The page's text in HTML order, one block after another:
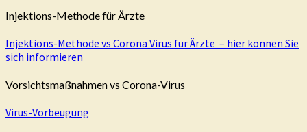
Injektions-Methode für Ärzte
Injektions-Methode vs Corona Virus für Ärzte – hier können Sie
sich informieren
Vorsichtsmaßnahmen vs Corona-Virus
Virus-Vorbeugung